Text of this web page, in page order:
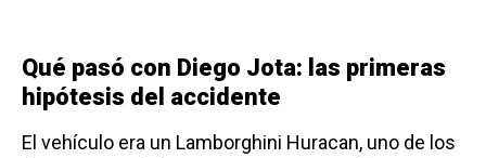
Qué pasó con Diego Jota: las primeras
hipótesis del accidente
El vehículo era un Lamborghini Huracan, uno de los